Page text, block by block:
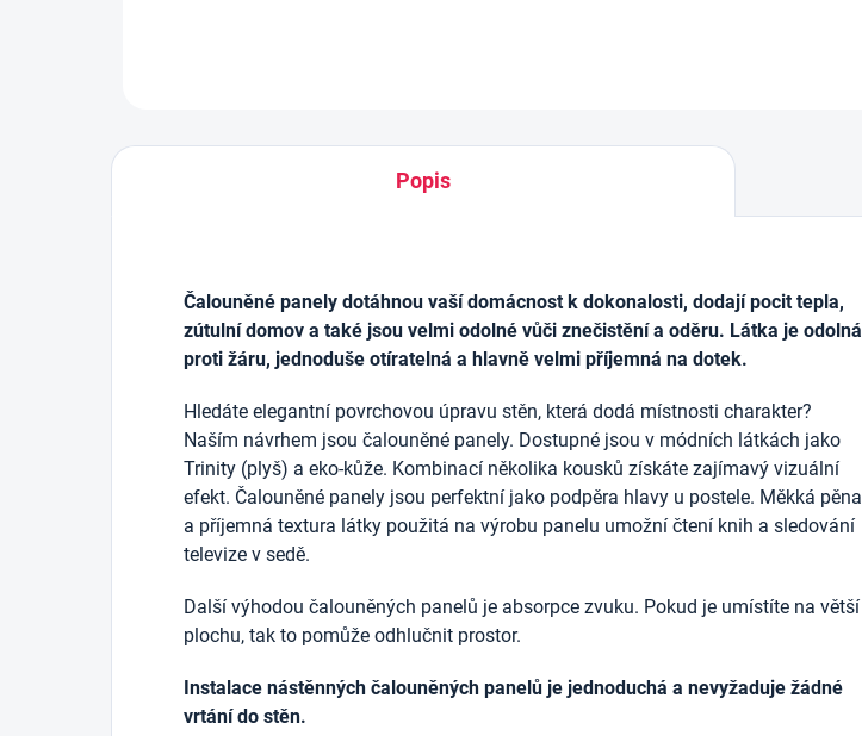
Popis
Čalouněné panely dotáhnou vaší domácnost k dokonalosti, dodají pocit tepla,
zútulní domov a také jsou velmi odolné vůči znečistění a oděru. Látka je odolná
proti žáru, jednoduše otíratelná a hlavně velmi příjemná na dotek.
Hledáte elegantní povrchovou úpravu stěn, která dodá místnosti charakter?
Naším návrhem jsou čalouněné panely. Dostupné jsou v módních látkách jako
Trinity (plyš) a eko-kůže. Kombinací několika kousků získáte zajímavý vizuální
efekt. Čalouněné panely jsou perfektní jako podpěra hlavy u postele. Měkká pěna
a příjemná textura látky použitá na výrobu panelu umožní čtení knih a sledování
televize v sedě.
Další výhodou čalouněných panelů je absorpce zvuku. Pokud je umístíte na větší
plochu, tak to pomůže odhlučnit prostor.
Instalace nástěnných čalouněných panelů je jednoduchá a nevyžaduje žádné
vrtání do stěn.